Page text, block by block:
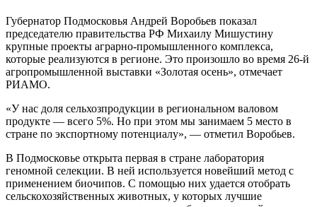
Губернатор Подмосковья Андрей Воробьев показал
председателю правительства РФ Михаилу Мишустину
крупные проекты аграрно-промышленного комплекса,
которые реализуются в регионе. Это произошло во время 26-й
агропромышленной выставки «Золотая осень», отмечает
РИАМО.
«У нас доля сельхозпродукции в региональном валовом
продукте — всего 5%. Но при этом мы занимаем 5 место в
стране по экспортному потенциалу», — отметил Воробьев.
В Подмосковье открыта первая в стране лаборатория
геномной селекции. В ней используется новейший метод с
применением биочипов. С помощью них удается отобрать
сельскохозяйственных животных, у которых лучшие